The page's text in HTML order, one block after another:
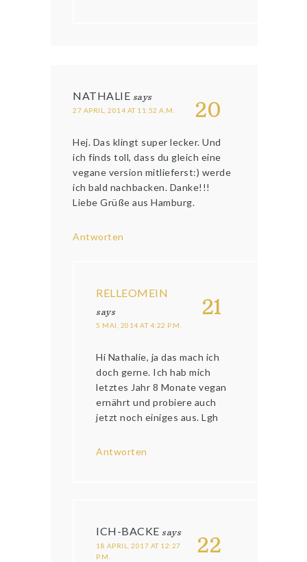
20
NATHALIE says
27 APRIL, 2014 AT 11:52 A.M.
Hej. Das klingt super lecker. Und
ich finds toll, dass du gleich eine
vegane version mitlieferst:) werde
ich bald nachbacken. Danke!!!
Liebe Grüße aus Hamburg.
Antworten
21
RELLEOMEIN
says
5 MAI, 2014 AT 4:22 P.M.
Hi Nathalie, ja das mach ich
doch gerne. Ich hab mich
letztes Jahr 8 Monate vegan
ernährt und probiere auch
jetzt noch einiges aus. Lgh
Antworten
22
ICH-BACKE says
18 APRIL, 2017 AT 12:27
P.M.